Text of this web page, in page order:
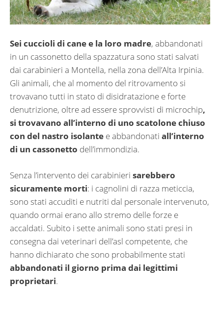
Sei cuccioli di cane e la loro madre, abbandonati
in un cassonetto della spazzatura sono stati salvati
dai carabinieri a Montella, nella zona dell’Alta Irpinia.
Gli animali, che al momento del ritrovamento si
trovavano tutti in stato di disidratazione e forte
denutrizione, oltre ad essere sprovvisti di microchip,
si trovavano all’interno di uno scatolone chiuso
con del nastro isolante e abbandonati all’interno
di un cassonetto dell’immondizia.
Senza l’intervento dei carabinieri sarebbero
sicuramente morti: i cagnolini di razza meticcia,
sono stati accuditi e nutriti dal personale intervenuto,
quando ormai erano allo stremo delle forze e
accaldati. Subito i sette animali sono stati presi in
consegna dai veterinari dell’asl competente, che
hanno dichiarato che sono probabilmente stati
abbandonati il giorno prima dai legittimi
proprietari.